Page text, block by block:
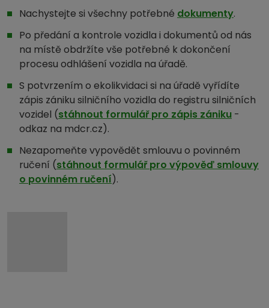
Nachystejte si všechny potřebné dokumenty.
Po předání a kontrole vozidla i dokumentů od nás
na místě obdržíte vše potřebné k dokončení
procesu odhlášení vozidla na úřadě.
S potvrzením o ekolikvidaci si na úřadě vyřídíte
zápis zániku silničního vozidla do registru silničních
vozidel (stáhnout formulář pro zápis zániku -
odkaz na mdcr.cz).
Nezapomeňte vypovědět smlouvu o povinném
ručení (stáhnout formulář pro výpověď smlouvy
o povinném ručení).